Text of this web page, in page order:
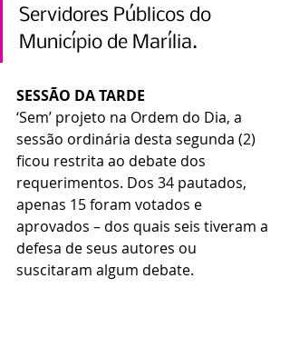
Servidores Públicos do
Município de Marília.
SESSÃO DA TARDE
‘Sem’ projeto na Ordem do Dia, a
sessão ordinária desta segunda (2)
ficou restrita ao debate dos
requerimentos. Dos 34 pautados,
apenas 15 foram votados e
aprovados – dos quais seis tiveram a
defesa de seus autores ou
suscitaram algum debate.